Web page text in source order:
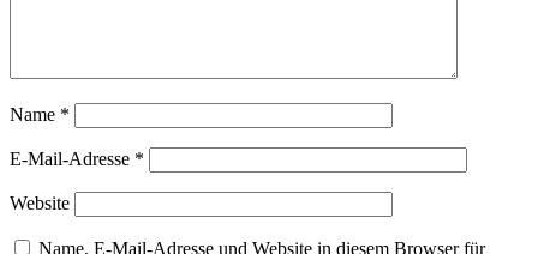
Name *
E-Mail-Adresse *
Website
Name, E-Mail-Adresse und Website in diesem Browser für